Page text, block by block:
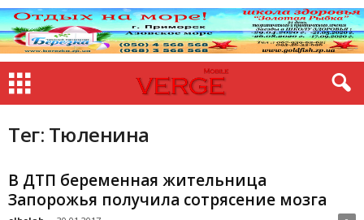
Тег: Тюленина
В ДТП беременная жительница
Запорожья получила сотрясение мозга